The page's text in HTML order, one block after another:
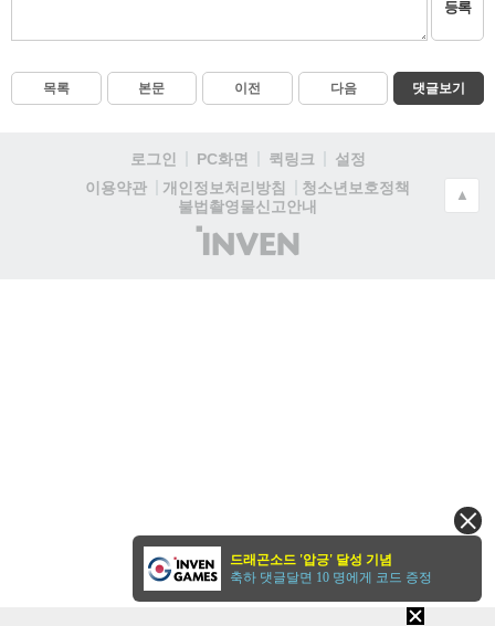
등록
목록 본문 이전 다음 댓글보기
로그인 PC화면 퀵링크
설정
이용약관
개인정보처리방침
청소년보호정책
불법촬영물신고안내
(주)
인
▲
드래곤소드 '압긍' 달성 기념
축하 댓글달면 10 명에게 코드 증정